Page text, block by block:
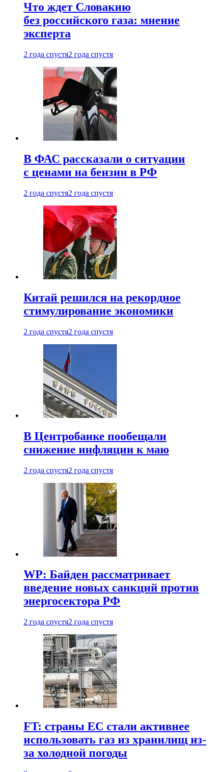
Что ждет Словакию
без российского газа: мнение
эксперта
2 года спустя2 года спустя
В ФАС рассказали о ситуации
с ценами на бензин в РФ
2 года спустя2 года спустя
Китай решился на рекордное
стимулирование экономики
2 года спустя2 года спустя
В Центробанке пообещали
снижение инфляции к маю
2 года спустя2 года спустя
WP: Байден рассматривает
введение новых санкций против
энергосектора РФ
2 года спустя2 года спустя
FT: страны ЕС стали активнее
использовать газ из хранилищ из-
за холодной погоды